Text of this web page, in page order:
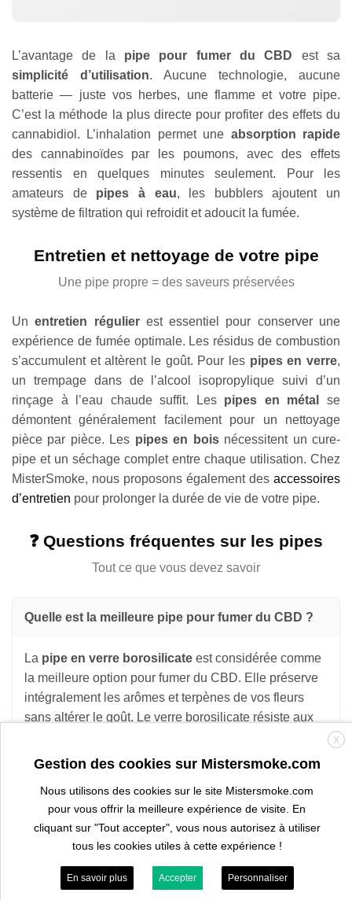
L’avantage de la pipe pour fumer du CBD est sa
simplicité d’utilisation. Aucune technologie, aucune
batterie — juste vos herbes, une flamme et votre pipe.
C’est la méthode la plus directe pour profiter des effets du
cannabidiol. L’inhalation permet une absorption rapide
des cannabinoïdes par les poumons, avec des effets
ressentis en quelques minutes seulement. Pour les
amateurs de pipes à eau, les bubblers ajoutent un
système de filtration qui refroidit et adoucit la fumée.
Entretien et nettoyage de votre pipe
Une pipe propre = des saveurs préservées
Unentretien régulierest essentiel pour conserver une
expérience de fumée optimale. Les résidus de combustion
s’accumulent et altèrent le goût. Pour les pipes en verre,
un trempage dans de l’alcool isopropylique suivi d’un
rinçage à l’eau chaude suffit. Les pipes en métal
se
démontent généralement facilement pour un nettoyage
pièce par pièce. Les pipes en boisnécessitent un cure-
pipe et un séchage complet entre chaque utilisation. Chez
MisterSmoke, nous proposons également des accessoires
d’entretien pour prolonger la durée de vie de votre pipe.
❓ Questions fréquentes sur les pipes
Tout ce que vous devez savoir
Quelle est la meilleure pipe pour fumer du CBD ?
La pipe en verre borosilicate est considérée comme
la meilleure option pour fumer du CBD. Elle préserve
intégralement les arômes et terpènes de vos fleurs
sans altérer le goût. Le verre borosilicate résiste aux
une utilisation nomade, les modèles compacts en
Pipe ou vaporisateur : quelle différence pour le
pipefonctionne par combustion directe tandis que
X
Gestion des cookies sur Mistersmoke.com
Nous utilisons des cookies sur le site Mistersmoke.com
pour vous offrir la meilleure expérience de visite. En
cliquant sur "Tout accepter", vous nous autorisez à utiliser
tous les cookies utiles à cette expérience !
En savoir plus Accepter Personnaliser